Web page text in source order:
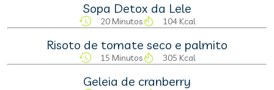
Sopa Detox da Lele
20 Minutos 104 Kcal
Risoto de tomate seco e palmito
15 Minutos 305 Kcal
Geleia de cranberry